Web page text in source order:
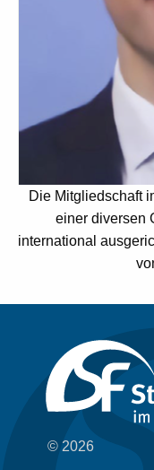
Die Mitgliedschaft
einer diversen
international
© 2026